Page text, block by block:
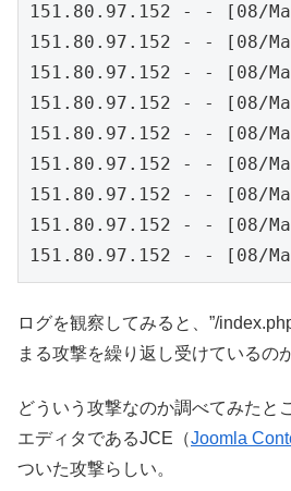
151.80.97.152 - - [08/
151.80.97.152 - - [08/
151.80.97.152 - - [08/
151.80.97.152 - - [08/
151.80.97.152 - - [08/
151.80.97.152 - - [08/
151.80.97.152 - - [08/
151.80.97.152 - - [08/
151.80.97.152 - - [08/
ログを観察してみると、”/
まる攻撃を繰り返し受けているの
どういう攻撃なのか調べてみたと
エディタであるJCE（Joomla
ついた攻撃らしい。